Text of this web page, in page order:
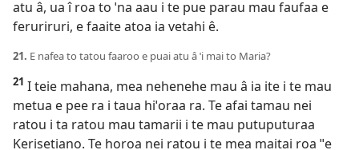
atu â, ua î roa to ˈna aau i te pue parau mau faufaa e
feruriruri, e faaite atoa ia vetahi ê.
21. E nafea to tatou faaroo e puai atu â ˈi mai to Maria?
21 I teie mahana, mea nehenehe mau â ia ite i te mau
metua e pee ra i taua hiˈoraa ra. Te afai tamau nei
ratou i ta ratou mau tamarii i te mau putuputuraa
Kerisetiano. Te horoa nei ratou i te mea maitai roa ˈˈe